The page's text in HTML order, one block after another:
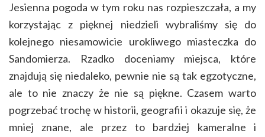
Jesienna pogoda w tym roku nas rozpieszczała, a my
korzystając z pięknej niedzieli wybraliśmy się do
kolejnego niesamowicie urokliwego miasteczka do
Sandomierza. Rzadko doceniamy miejsca, które
znajdują się niedaleko, pewnie nie są tak egzotyczne,
ale to nie znaczy że nie są piękne. Czasem warto
pogrzebać trochę w historii, geografii i okazuje się, że
mniej znane, ale przez to bardziej kameralne i